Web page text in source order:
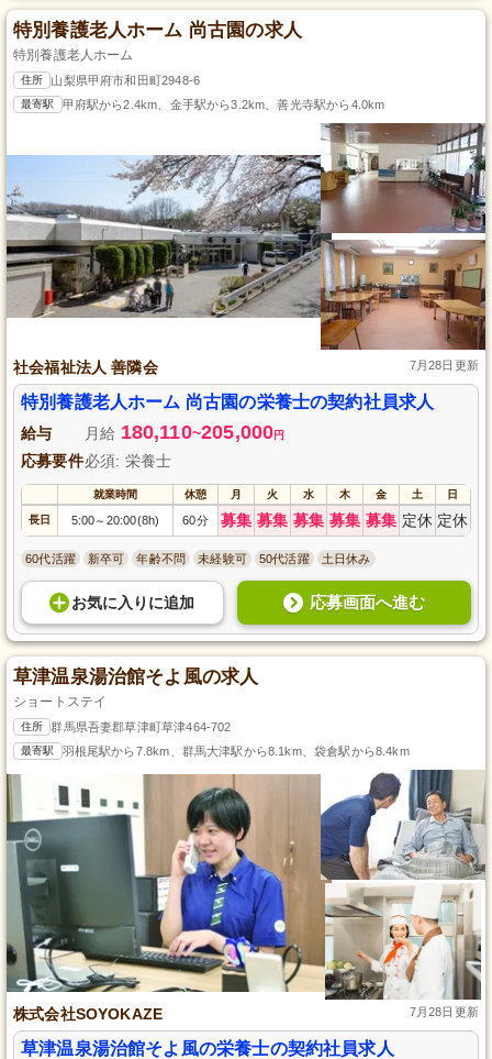
特別養護老人ホーム 尚古園の求人
特別養護老人ホーム
住所 山梨県甲府市和田町2948-6
最寄駅 甲府駅から2.4km、金手駅から3.2km、善光寺駅から4.0km
社会福祉法人 善隣会 7月28日更新
特別養護老人ホーム 尚古園の栄養士の契約社員求人
給与 月給 180,110~205,000円
応募要件必須: 栄養士
就業時間 休憩 月 火 水 木 金 土 日
長日 5:00～ 20:00(8h) 60分 募集 募集 募集 募集 募集 定休 定休
60代活躍 新卒可 年齢不問 未経験可 50代活躍 土日休み
お気に入り に追加 応募画面へ進む
草津温泉湯治館そよ風の求人
ショートステイ
住所 群馬県吾妻郡草津町草津464-702
最寄駅 羽根尾駅から7.8km、群馬大津駅から8.1km、袋倉駅から8.4km
株式会社SOYOKAZE 7月28日更新
草津温泉湯治館そよ風の栄養士の契約社員求人